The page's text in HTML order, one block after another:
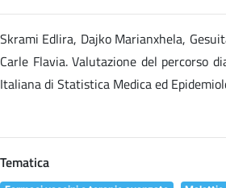
Skrami Edlira, Dajko Marianxhela,
Carle Flavia. Valutazione del percorso
Italiana di Statistica Medica ed
Tematica